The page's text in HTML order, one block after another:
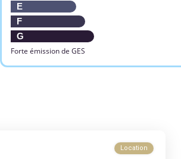
E
F
G
Forte émission de GES
Location